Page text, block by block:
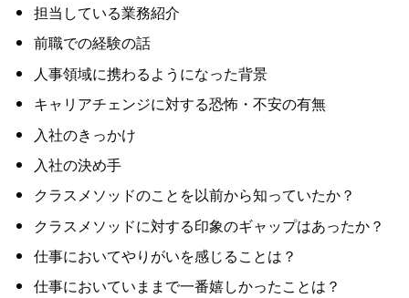
担当している業務紹介
前職での経験の話
人事領域に携わるようになった背景
キャリアチェンジに対する恐怖・不安の有無
入社のきっかけ
入社の決め手
クラスメソッドのことを以前から知っていたか？
クラスメソッドに対する印象のギャップはあったか？
仕事においてやりがいを感じることは？
仕事においていままで一番嬉しかったことは？